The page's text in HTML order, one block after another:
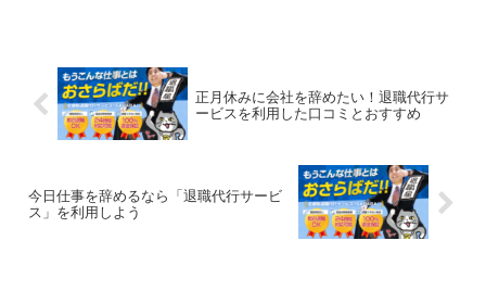
正月休みに会社を辞めたい！退職代行サ
ービスを利用した口コミとおすすめ
今日仕事を辞めるなら「退職代行サービ
ス」を利用しよう